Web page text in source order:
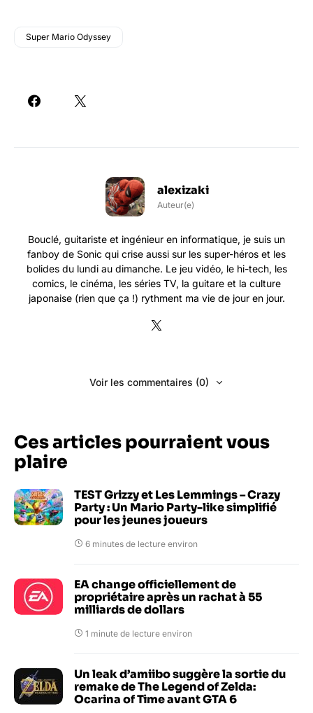
Super Mario Odyssey
alexizaki
Auteur(e)
Bouclé, guitariste et ingénieur en informatique, je suis un
fanboy de Sonic qui crise aussi sur les super-héros et les
bolides du lundi au dimanche. Le jeu vidéo, le hi-tech, les
comics, le cinéma, les séries TV, la guitare et la culture
japonaise (rien que ça !) rythment ma vie de jour en jour.
Voir les commentaires (0)
Ces articles pourraient vous
plaire
TEST Grizzy et Les Lemmings – Crazy
Party : Un Mario Party-like simplifié
pour les jeunes joueurs
6 minutes de lecture environ
EA change officiellement de
propriétaire après un rachat à 55
milliards de dollars
1 minute de lecture environ
Un leak d’amiibo suggère la sortie du
remake de The Legend of Zelda:
Ocarina of Time avant GTA 6